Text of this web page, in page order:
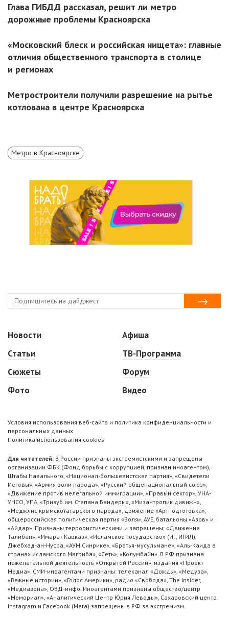
Глава ГИБДД рассказал, решит ли метро
дорожные проблемы Красноярска
«Московский блеск и российская нищета»: главные
отличия общественного транспорта в столице
и регионах
Метростроители получили разрешение на рытье
котлована в центре Красноярска
Метро в Красноярске
Новости
Статьи
Сюжеты
Фото
Афиша
ТВ-Программа
Форум
Видео
Условия использования веб-сайта и политика конфиденциальности и
персональных данных
Политика использования cookies
Для читателей: В России признаны экстремистскими и запрещены
организации ФБК (Фонд борьбы с коррупцией, признан иноагентом),
Штабы Навального, «Национал-большевистская партия», «Свидетели
Иеговы», «Армия воли народа», «Русский общенациональный союз»,
«Движение против нелегальной иммиграции», «Правый сектор», УНА-
УНСО, УПА, «Тризуб им. Степана Бандеры», «Мизантропик дивижн»,
«Меджлис крымскотатарского народа», движение «Артподготовка»,
общероссийская политическая партия «Воля», АУЕ, батальоны «Азов» и
«Айдар». Признаны террористическими и запрещены: «Движение
Талибан», «Имарат Кавказ», «Исламское государство» (ИГ, ИГИЛ),
Джебхад-ан-Нусра, «АУМ Синрике», «Братья-мусульмане», «Аль-Каида в
странах исламского Магриба», «Сеть», «Колумбайн». В РФ признана
нежелательной деятельность «Открытой России», издания «Проект
Медиа». СМИ-иноагентами признаны: телеканал «Дождь», «Медуза»,
«Важные истории», «Голос Америки», радио «Свобода», The Insider,
«Медиазона», ОВД-инфо. Иноагентами признаны общество/центр
«Мемориал», «Аналитический Центр Юрия Левады», Сахаровский центр.
Instagram и Facebook (Metа) запрещены в РФ за экстремизм.